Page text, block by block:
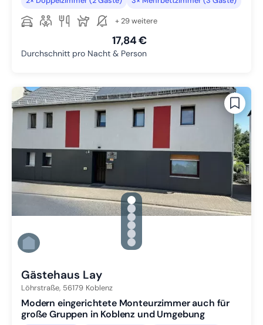
+ 29 weitere
17,84 €
Durchschnitt pro Nacht & Person
gallery.slide_selector
Zu Slide 1 wechseln
Zu Slide 2 wechseln
Zu Slide 3 wechseln
Zu Slide 4 wechseln
Zu Slide 5 wechseln
Zu Slide 6 wechseln
Gästehaus Lay
Löhrstraße, 56179 Koblenz
Modern eingerichtete Monteurzimmer auch für
große Gruppen in Koblenz und Umgebung